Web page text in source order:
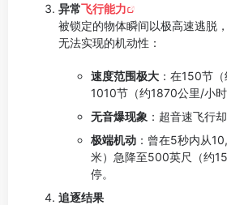
异常飞行能力
被锁定的物体瞬间以极高速逃脱
无法实现的机动性：
速度范围极大 ：在150节
1010节（约1870公里/小时
无音爆现象 ：超音速飞行
极端机动 ：曾在5秒内从
米）急降至500英尺（约
停。
追逐结果